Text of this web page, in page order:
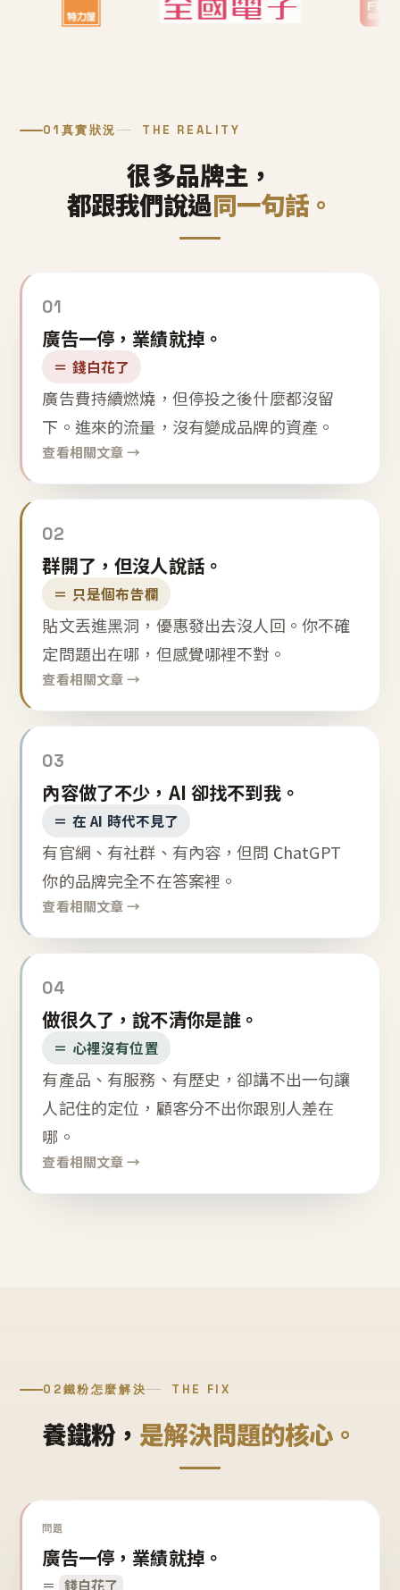
01 真實狀況 THE REALITY
很多品牌主，
都跟我們說過同一句話。
01
廣告一停，業績就掉。
＝ 錢白花了
廣告費持續燃燒，但停投之後什麼都沒留
下。進來的流量，沒有變成品牌的資產。
查看相關文章 →
02
群開了，但沒人說話。
＝ 只是個布告欄
貼文丟進黑洞，優惠發出去沒人回。你不確
定問題出在哪，但感覺哪裡不對。
查看相關文章 →
03
內容做了不少，AI 卻找不到我。
＝ 在 AI 時代不見了
有官網、有社群、有內容，但問 ChatGPT
你的品牌完全不在答案裡。
查看相關文章 →
04
做很久了，說不清你是誰。
＝ 心裡沒有位置
有產品、有服務、有歷史，卻講不出一句讓
人記住的定位，顧客分不出你跟別人差在
哪。
查看相關文章 →
02鐵粉怎麼解決 THE FIX
養鐵粉， 是解決問題的核心。
問題
廣告一停，業績就掉。
＝ 錢白花了